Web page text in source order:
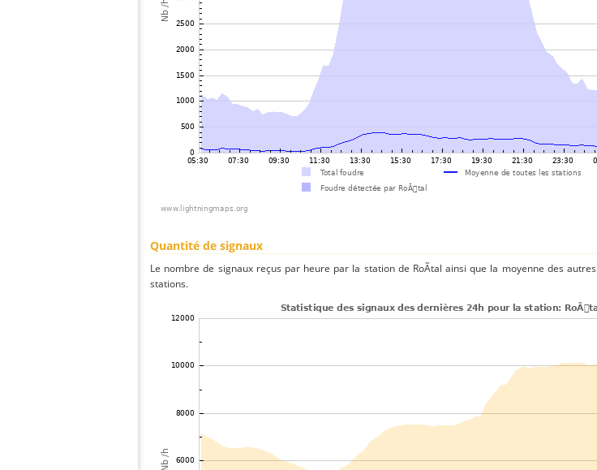
Quantité de signaux
Le nombre de signaux reçus par heure par la station de RoÃtal ainsi que la moyenne des autres
stations.